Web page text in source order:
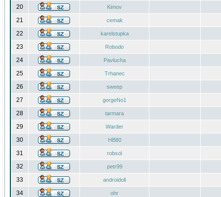
20 Kimov
21 cemak
22 karelstupka
23 Robodo
24 Pavlucha
25 Trhanec
26 sweep
27 gorgeNo1
28 tarmara
29 Warder
30 HB80
31 robsol
32 petr99
33 androidoll
34 ohr